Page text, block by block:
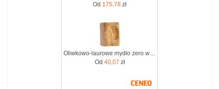
Od 175,78 zł
Oliwkowo-laurowe mydło zero waste 12% oleju laurowego Aleppo Soap Co. by Tadé 200g
Od 40,07 zł